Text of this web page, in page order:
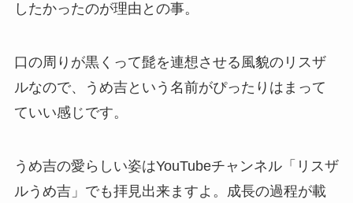
したかったのが理由との事。
口の周りが黒くって髭を連想させる風貌のリスザ
ルなので、うめ吉という名前がぴったりはまって
ていい感じです。
うめ吉の愛らしい姿はYouTubeチャンネル「リスザ
ルうめ吉」でも拝見出来ますよ。成長の過程が載